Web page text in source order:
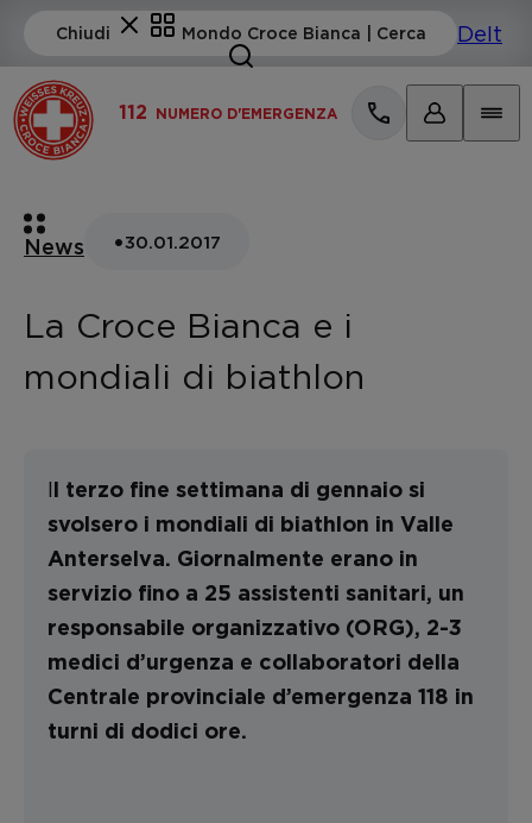
112 NUMERO D'EMERGENZA
News •30.01.2017
La Croce Bianca e i
mondiali di biathlon
I
l terzo fine settimana di gennaio si
svolsero i mondiali di biathlon in Valle
Anterselva. Giornalmente erano in
servizio fino a 25 assistenti sanitari, un
responsabile organizzativo (ORG), 2-3
medici d’urgenza e collaboratori della
Centrale provinciale d’emergenza 118 in
turni di dodici ore.